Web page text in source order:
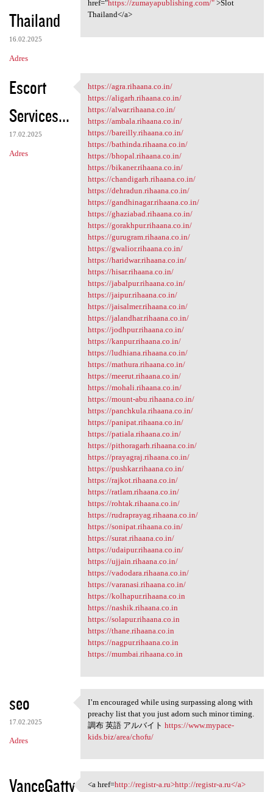
Thailand
16.02.2025
Adres
href="https://zumayapublishing.com/">Slot
Thailand</a>
Escort
Services...
17.02.2025
Adres
https://agra.rihaana.co.in/
https://agra.rihaana.co.in/
https://aligarh.rihaana.co.in/
https://alwar.rihaana.co.in/
https://ambala.rihaana.co.in/
https://bareilly.rihaana.co.in/
https://bathinda.rihaana.co.in/
https://bhopal.rihaana.co.in/
https://bikaner.rihaana.co.in/
https://chandigarh.rihaana.co.in/
https://dehradun.rihaana.co.in/
https://gandhinagar.rihaana.co.in/
https://ghaziabad.rihaana.co.in/
https://gorakhpur.rihaana.co.in/
https://gurugram.rihaana.co.in/
https://gwalior.rihaana.co.in/
https://haridwar.rihaana.co.in/
https://hisar.rihaana.co.in/
https://jabalpur.rihaana.co.in/
https://jaipur.rihaana.co.in/
https://jaisalmer.rihaana.co.in/
https://jalandhar.rihaana.co.in/
https://jodhpur.rihaana.co.in/
https://kanpur.rihaana.co.in/
https://ludhiana.rihaana.co.in/
https://mathura.rihaana.co.in/
https://meerut.rihaana.co.in/
https://mohali.rihaana.co.in/
https://mount-abu.rihaana.co.in/
https://panchkula.rihaana.co.in/
https://panipat.rihaana.co.in/
https://patiala.rihaana.co.in/
https://pithoragarh.rihaana.co.in/
https://prayagraj.rihaana.co.in/
https://pushkar.rihaana.co.in/
https://rajkot.rihaana.co.in/
https://ratlam.rihaana.co.in/
https://rohtak.rihaana.co.in/
https://rudraprayag.rihaana.co.in/
https://sonipat.rihaana.co.in/
https://surat.rihaana.co.in/
https://udaipur.rihaana.co.in/
https://ujjain.rihaana.co.in/
https://vadodara.rihaana.co.in/
https://varanasi.rihaana.co.in/
https://kolhapur.rihaana.co.in
https://nashik.rihaana.co.in
https://solapur.rihaana.co.in
https://thane.rihaana.co.in
https://nagpur.rihaana.co.in
https://mumbai.rihaana.co.in
seo
17.02.2025
Adres
I’m encouraged while using
I’m encouraged while using surpassing along with
preachy list that you just adorn such minor timing.
調布 英語 アルバイト https://www.mypace-
kids.biz/area/chofu/
VanceGatty <a href=http://registr-a.ru>http://registr-a.ru</a>